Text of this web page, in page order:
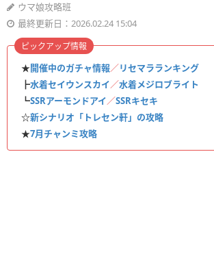
ウマ娘攻略班
最終更新日：2026.02.24 15:04
★開催中のガチャ情報／リセマラランキング
┣水着セイウンスカイ／水着メジロブライト
┗SSRアーモンドアイ／SSRキセキ
☆新シナリオ「トレセン軒」の攻略
★7月チャンミ攻略
ピックアップ情報